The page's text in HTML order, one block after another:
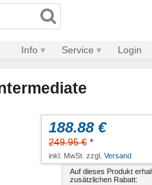
Info Service Login
188.88 €
249.95 € *
inkl. MwSt. zzgl. Versand
Auf dieses Produkt
zusätzlichen Rabatt: